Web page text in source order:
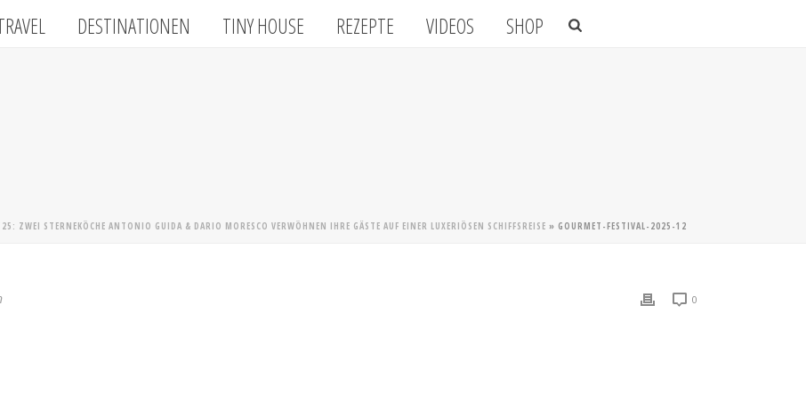
DESTINATIONEN TINY HOUSE REZEPTE VIDEOS SHOP
ZWEI STERNEKÖCHE ANTONIO GUIDA & DARIO MORESCO VERWÖHNEN IHRE GÄSTE AUF EINER LUXERIÖSEN SCHIFFSREISE » GOURMET-FESTIVAL-2025-12
0